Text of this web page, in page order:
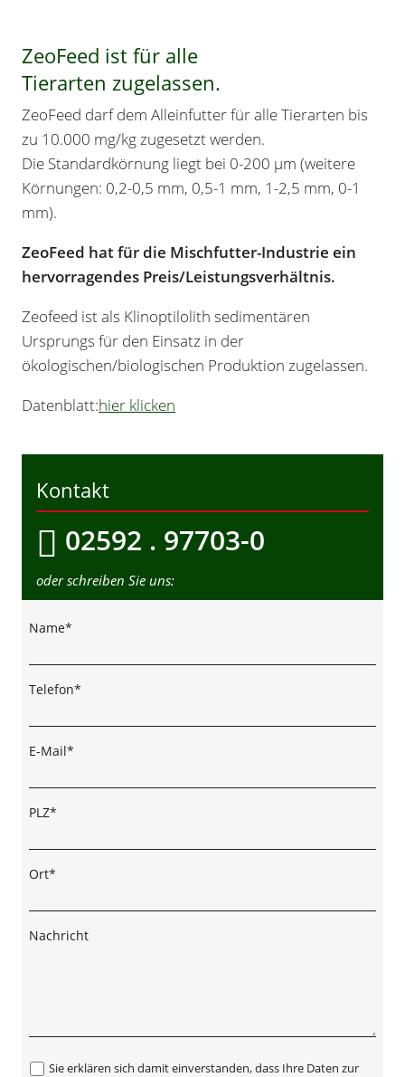
ZeoFeed ist für alle
Tierarten zugelassen.
ZeoFeed darf dem Alleinfutter für alle Tierarten bis
zu 10.000 mg/kg zugesetzt werden.
Die Standardkörnung liegt bei 0-200 μm (weitere
Körnungen: 0,2-0,5 mm, 0,5-1 mm, 1-2,5 mm, 0-1
mm).
ZeoFeed hat für die Mischfutter-Industrie ein
hervorragendes Preis/Leistungsverhältnis.
Zeofeed ist als Klinoptilolith sedimentären
Ursprungs für den Einsatz in der
ökologischen/biologischen Produktion zugelassen.
Datenblatt:hier klicken
Kontakt
02592 . 97703-0
oder schreiben Sie uns:
Name*
Telefon*
E-Mail*
PLZ*
Ort*
Nachricht
Sie erklären sich damit einverstanden, dass Ihre Daten zur